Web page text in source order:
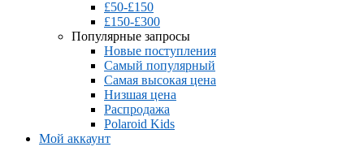
£50-£150
£150-£300
Популярные запросы
Новые поступления
Самый популярный
Самая высокая цена
Низшая цена
Распродажа
Polaroid Kids
Мой аккаунт